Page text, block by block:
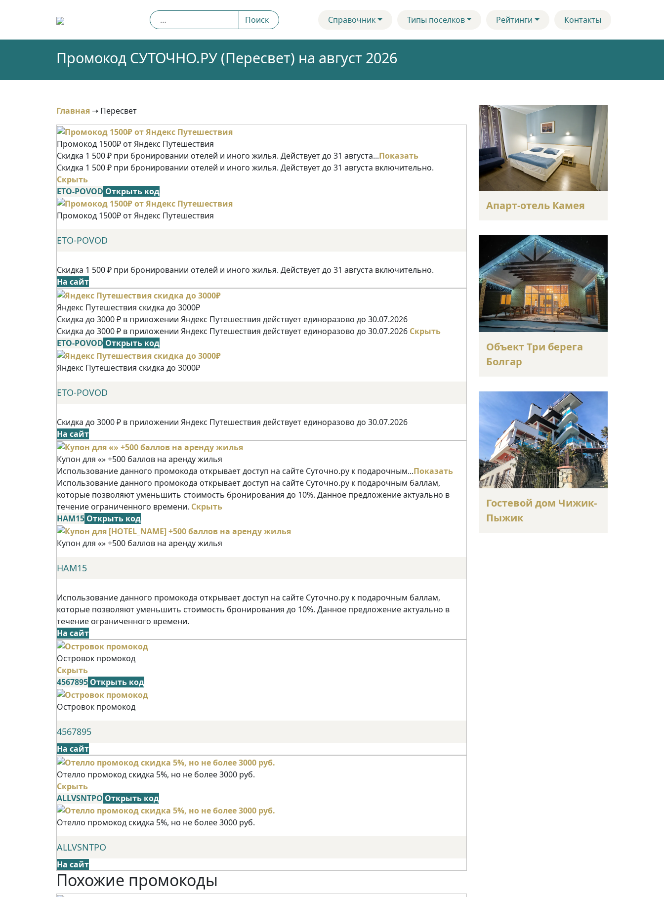
Найти: Поиск Справочник Типы поселков Рейтинги Контакты
Промокод СУТОЧНО.РУ (Пересвет) на август 2026
Главная ➝ Пересвет
Промокод 1500₽ от Яндекс Путешествия
Скидка 1 500 ₽ при бронировании отелей и иного жилья. Действует до 31 августа...Показать
Скидка 1 500 ₽ при бронировании отелей и иного жилья. Действует до 31 августа включительно.
Скрыть
ETO-POVOD Открыть код
Промокод 1500₽ от Яндекс Путешествия
ETO-POVOD
Скидка 1 500 ₽ при бронировании отелей и иного жилья. Действует до 31 августа включительно.
На сайт
Яндекс Путешествия скидка до 3000₽
Скидка до 3000 ₽ в приложении Яндекс Путешествия действует единоразово до 30.07.2026
Скидка до 3000 ₽ в приложении Яндекс Путешествия действует единоразово до 30.07.2026 Скрыть
ETO-POVOD Открыть код
Яндекс Путешествия скидка до 3000₽
ETO-POVOD
Скидка до 3000 ₽ в приложении Яндекс Путешествия действует единоразово до 30.07.2026
На сайт
Купон для «» +500 баллов на аренду жилья
Использование данного промокода открывает доступ на сайте Суточно.ру к подарочным...Показать
Использование данного промокода открывает доступ на сайте Суточно.ру к подарочным баллам,
которые позволяют уменьшить стоимость бронирования до 10%. Данное предложение актуально в
течение ограниченного времени. Скрыть
НАМ15 Открыть код
Купон для «» +500 баллов на аренду жилья
НАМ15
Использование данного промокода открывает доступ на сайте Суточно.ру к подарочным баллам,
которые позволяют уменьшить стоимость бронирования до 10%. Данное предложение актуально в
течение ограниченного времени.
На сайт
Островок промокод
Скрыть
4567895 Открыть код
Островок промокод
4567895
На сайт
Отелло промокод скидка 5%, но не более 3000 руб.
Скрыть
ALLVSNTPO Открыть код
Отелло промокод скидка 5%, но не более 3000 руб.
ALLVSNTPO
На сайт
Похожие промокоды
Апарт-отель Камея
Объект Три берега
Болгар
Гостевой дом Чижик-
Пыжик